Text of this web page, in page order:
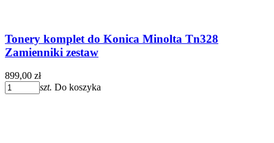
Tonery komplet do Konica Minolta Tn328
Zamienniki zestaw
899,00 zł
szt. Do koszyka